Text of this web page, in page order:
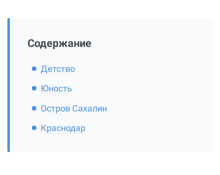
Содержание
Детство
Юность
Остров Сахалин
Краснодар